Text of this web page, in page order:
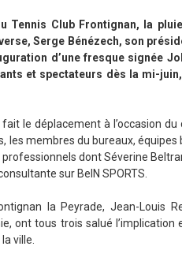
Tennis Club Frontignan, la
Serge Bénézech, son
d’une fresque signée
et spectateurs dès la mi-
le déplacement à l’occasion
les membres du bureaux,
professionnels dont Séverine
sur BeIN SPORTS.
la Peyrade, Jean-Louis
ont tous trois salué
ville.